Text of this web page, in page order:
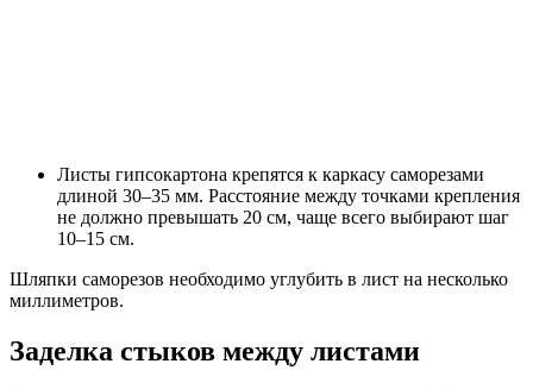
Листы гипсокартона крепятся к каркасу саморезами
длиной 30–35 мм. Расстояние между точками крепления
не должно превышать 20 см, чаще всего выбирают шаг
10–15 см.
Шляпки саморезов необходимо углубить в лист на несколько
миллиметров.
Заделка стыков между листами